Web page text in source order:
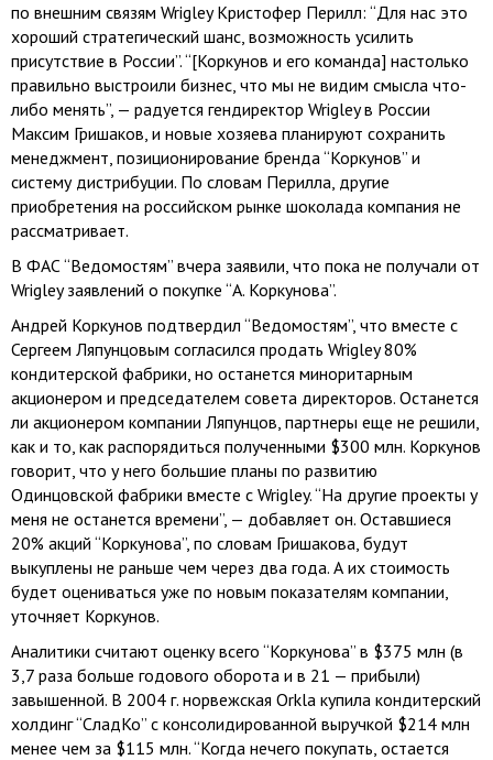
по внешним связям Wrigley Кристофер Перилл: “Для нас это
хороший стратегический шанс, возможность усилить
присутствие в России”. “[Коркунов и его команда] настолько
правильно выстроили бизнес, что мы не видим смысла что-
либо менять”, — радуется гендиректор Wrigley в России
Максим Гришаков, и новые хозяева планируют сохранить
менеджмент, позиционирование бренда “Коркунов” и
систему дистрибуции. По словам Перилла, другие
приобретения на российском рынке шоколада компания не
рассматривает.
В ФАС “Ведомостям” вчера заявили, что пока не получали от
Wrigley заявлений о покупке “А. Коркунова”.
Андрей Коркунов подтвердил “Ведомостям”, что вместе с
Сергеем Ляпунцовым согласился продать Wrigley 80%
кондитерской фабрики, но останется миноритарным
акционером и председателем совета директоров. Останется
ли акционером компании Ляпунцов, партнеры еще не решили,
как и то, как распорядиться полученными $300 млн. Коркунов
говорит, что у него большие планы по развитию
Одинцовской фабрики вместе с Wrigley. “На другие проекты у
меня не останется времени”, — добавляет он. Оставшиеся
20% акций “Коркунова”, по словам Гришакова, будут
выкуплены не раньше чем через два года. А их стоимость
будет оцениваться уже по новым показателям компании,
уточняет Коркунов.
Аналитики считают оценку всего “Коркунова” в $375 млн (в
3,7 раза больше годового оборота и в 21 — прибыли)
завышенной. В 2004 г. норвежская Orkla купила кондитерский
холдинг “СладКо” с консолидированной выручкой $214 млн
менее чем за $115 млн. “Когда нечего покупать, остается